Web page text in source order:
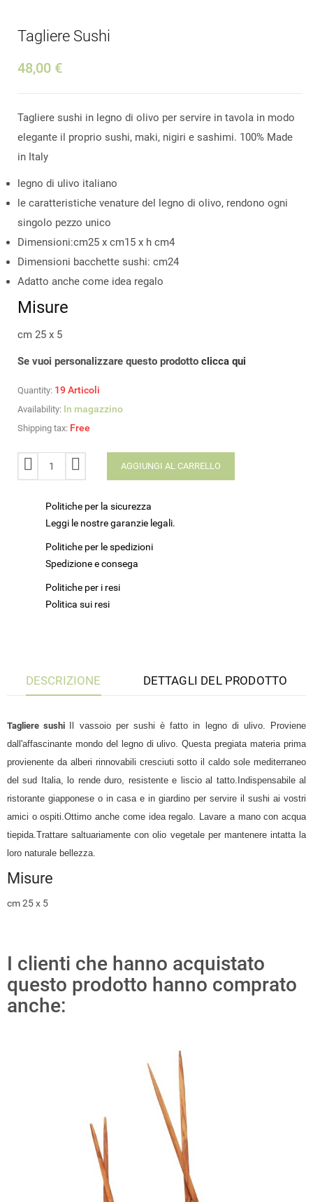
Tagliere Sushi
48,00 €
Tagliere sushi in legno di olivo per servire in tavola in modo
elegante il proprio sushi, maki, nigiri e sashimi. 100% Made
in Italy
legno di ulivo italiano
le caratteristiche venature del legno di olivo, rendono ogni
singolo pezzo unico
Dimensioni:cm25 x cm15 x h cm4
Dimensioni bacchette sushi: cm24
Adatto anche come idea regalo
Misure
cm 25 x 5
Se vuoi personalizzare questo prodotto clicca qui
Quantity: 19Articoli
Availability: In magazzino
Shipping tax: Free
AGGIUNGI AL CARRELLO
Politiche per la sicurezza
Leggi le nostre garanzie legali.
Politiche per le spedizioni
Spedizione e consega
Politiche per i resi
Politica sui resi
DESCRIZIONE DETTAGLI DEL PRODOTTO
Tagliere sushi
Il vassoio per sushi è fatto in legno di ulivo. Proviene
dall'affascinante mondo del legno di ulivo. Questa pregiata materia prima
provienente da alberi rinnovabili cresciuti sotto il caldo sole mediterraneo
del sud Italia, lo rende duro, resistente e liscio al tatto.Indispensabile al
ristorante giapponese o in casa e in giardino per servire il sushi ai vostri
amici o ospiti.Ottimo anche come idea regalo. Lavare a mano con acqua
tiepida.Trattare saltuariamente con olio vegetale per mantenere intatta la
loro naturale bellezza.
Misure
cm 25 x 5
I clienti che hanno acquistato
questo prodotto hanno comprato
anche: